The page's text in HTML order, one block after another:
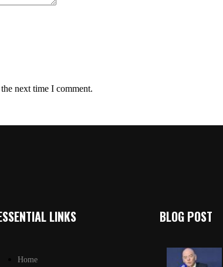
next time I comment.
LINKS
Home
BLOG POST